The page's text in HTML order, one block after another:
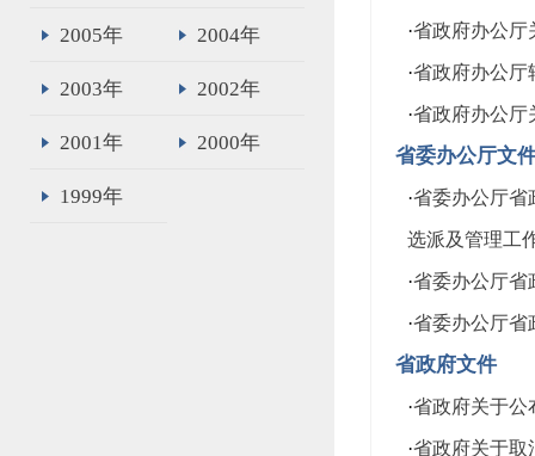
2005年 2004年
2003年 2002年
2001年 2000年
1999年
·省政府办公厅
·省政府办公厅
·省政府办公厅
省委办公厅文
·省委办公厅省
选派及管理工
·省委办公厅省
·省委办公厅省
省政府文件
·省政府关于公
·省政府关于取